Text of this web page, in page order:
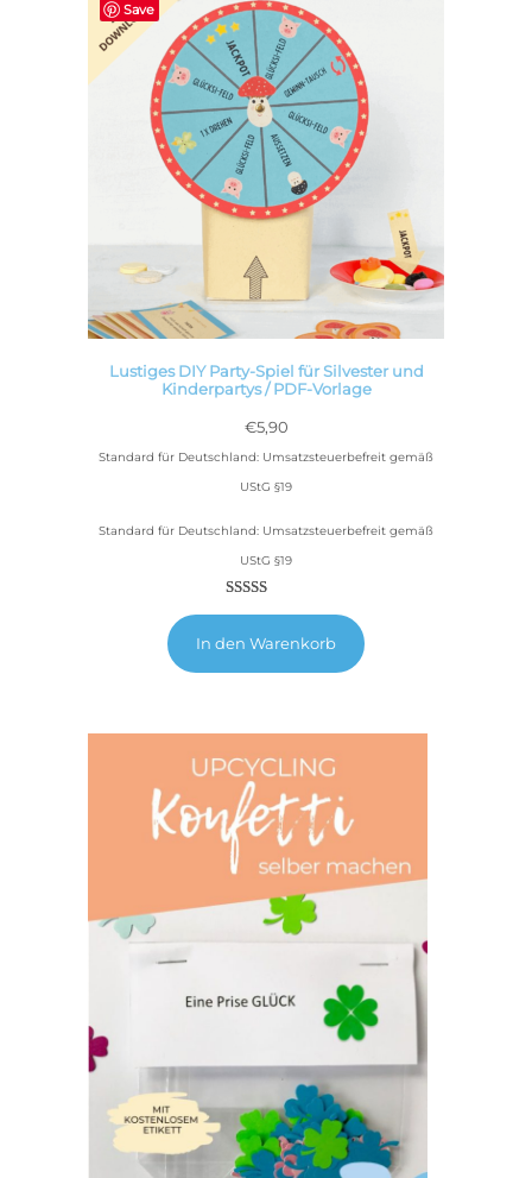
Lustiges DIY Party-Spiel für Silvester und
Kinderpartys / PDF-Vorlage
€5,90
Standard für Deutschland: Umsatzsteuerbefreit gemäß
UStG §19
Standard für Deutschland: Umsatzsteuerbefreit gemäß
UStG §19
In den Warenkorb
Save